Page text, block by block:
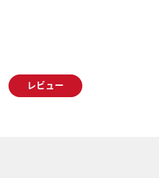
レビュー